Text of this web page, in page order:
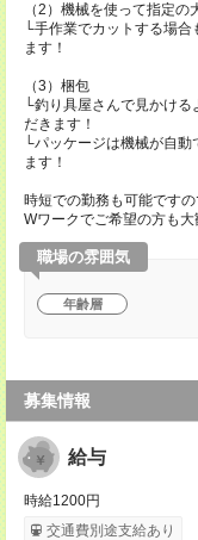
（2）機械を使って指定の
└手作業でカットする場合
ます！
（3）梱包
└釣り具屋さんで見かけ
だきます！
└パッケージは機械が自動
ます！
時短での勤務も可能です
Wワークでご希望の方も大
職場の雰囲気
年齢層
募集情報
給与
時給1200円
交通費別途支給あり